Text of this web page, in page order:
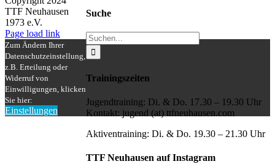
Suche
Suche
nach:
Trainingszeiten
Jugendtraining: Di. & Do. 17.30 – 19.30 Uhr
Kontakt: jugend (at) ttfneuhausen.com
Aktiventraining: Di. & Do. 19.30 – 21.30 Uhr
TTF Neuhausen auf Instagram
TTF Neuhausen
1973 e.V.
Facebook
Instagram
Page load link
Zum Ändern Ihrer
Datenschutzeinstellung,
z.B. Erteilung oder
Widerruf von
Einwilligungen, klicken
Sie hier:
Einstellungen